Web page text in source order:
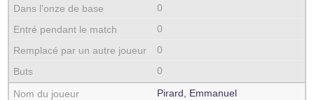
0
0
0
0
Pirard, Emmanuel